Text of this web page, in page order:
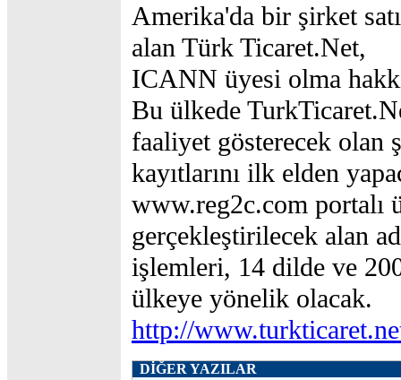
Amerika'da bir şirket
alan Türk Ticaret.Net,
ICANN üyesi olma
Bu ülkede
faaliyet gösterecek olan
kayıtlarını ilk elden
www.reg2c.com portalı
gerçekleştirilecek alan
işlemleri, 14 dilde ve
ülkeye yönelik olacak.
http://
DİĞER YAZILAR